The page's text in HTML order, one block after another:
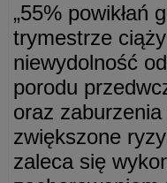
„55% powikłań
trymestrze
niewydolność
porodu
oraz
zwiększone
zaleca się